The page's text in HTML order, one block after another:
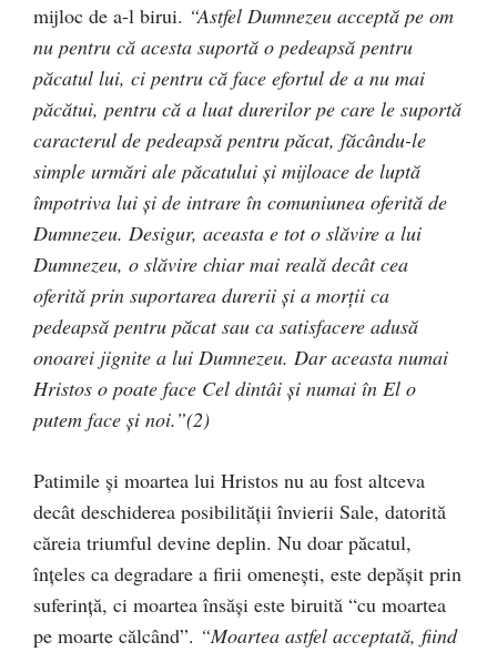
mijloc de a-l birui. “Astfel Dumnezeu acceptă pe om
nu pentru că acesta suportă o pedeapsă pentru
păcatul lui, ci pentru că face efortul de a nu mai
păcătui, pentru că a luat durerilor pe care le suportă
caracterul de pedeapsă pentru păcat, făcându-le
simple urmări ale păcatului şi mijloace de luptă
împotriva lui şi de intrare în comuniunea oferită de
Dumnezeu. Desigur, aceasta e tot o slăvire a lui
Dumnezeu, o slăvire chiar mai reală decât cea
oferită prin suportarea durerii şi a morţii ca
pedeapsă pentru păcat sau ca satisfacere adusă
onoarei jignite a lui Dumnezeu. Dar aceasta numai
Hristos o poate face Cel dintâi şi numai în El o
putem face şi noi.”(2)
Patimile şi moartea lui Hristos nu au fost altceva
decât deschiderea posibilităţii învierii Sale, datorită
căreia triumful devine deplin. Nu doar păcatul,
înţeles ca degradare a firii omeneşti, este depăşit prin
suferinţă, ci moartea însăşi este biruită “cu moartea
pe moarte călcând”. “Moartea astfel acceptată, fiind